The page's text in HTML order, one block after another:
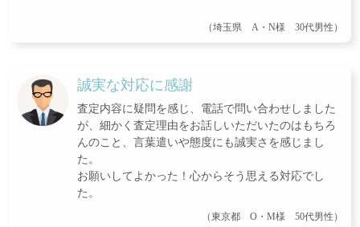
（埼玉県 A・N様 30代男性）
誠実な対応に感謝
査定内容に疑問を感じ、電話で問い合わせしました
が、細かく査定理由をお話しいただいたのはもちろ
んのこと、言葉遣いや態度にも誠実さを感じまし
た。
お願いしてよかった！心からそう思える対応でし
た。
（東京都 O・M様 50代男性）